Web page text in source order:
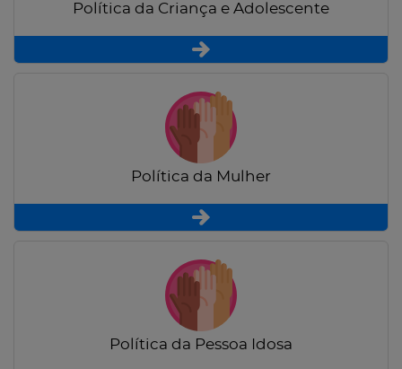
Política da Criança e Adolescente
Política da Mulher
Política da Pessoa Idosa